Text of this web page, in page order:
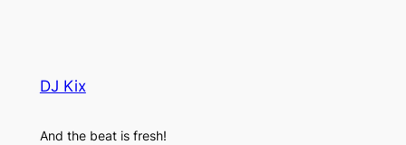
DJ Kix
And the beat is fresh!